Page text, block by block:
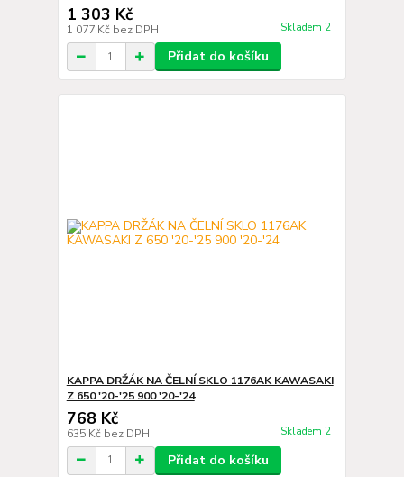
1 303 Kč
1 077 Kč bez DPH Skladem 2
Přidat do košíku
KAPPA DRŽÁK NA ČELNÍ SKLO 1176AK KAWASAKI
Z 650 '20-'25 900 '20-'24
768 Kč
635 Kč bez DPH Skladem 2
Přidat do košíku